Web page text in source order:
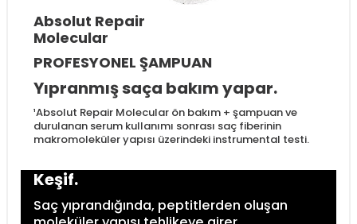
Absolut Repair
Molecular
PROFESYONEL ŞAMPUAN
Yıpranmış saça bakım yapar.
¹Absolut Repair Molecular ön bakım + şampuan ve
durulanan serum kullanımı sonrası saç fiberinin
makromoleküler yapısı üzerindeki instrumental testi.
Keşif.
Saç yıprandığında, peptitlerden oluşan